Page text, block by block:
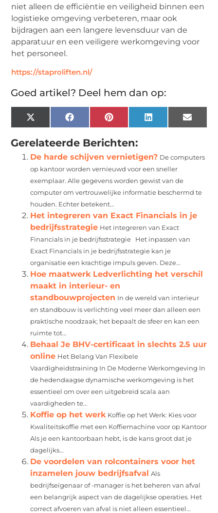
niet alleen de efficiëntie en veiligheid binnen een
logistieke omgeving verbeteren, maar ook
bijdragen aan een langere levensduur van de
apparatuur en een veiligere werkomgeving voor
het personeel.
https://staproliften.nl/
Goed artikel? Deel hem dan op:
X
(Twitter)
FacebookPinterest LinkedIn Email
Gerelateerde Berichten:
De harde schijven vernietigen? De computers
op kantoor worden vernieuwd voor een sneller
exemplaar. Alle gegevens worden gewist van de
computer om vertrouwelijke informatie beschermd te
houden. Echter betekent...
Het integreren van Exact Financials in je
bedrijfsstrategie Het integreren van Exact
Financials in je bedrijfsstrategie Het inpassen van
Exact Financials in je bedrijfsstrategie kan je
organisatie een krachtige impuls geven. Deze...
Hoe maatwerk Ledverlichting het verschil
maakt in interieur- en
standbouwprojecten In de wereld van interieur
en standbouw is verlichting veel meer dan alleen een
praktische noodzaak; het bepaalt de sfeer en kan een
ruimte tot...
Behaal Je BHV-certificaat in slechts 2.5 uur
online Het Belang Van Flexibele
Vaardigheidstraining In De Moderne Werkomgeving In
de hedendaagse dynamische werkomgeving is het
essentieel om over een uitgebreid scala aan
vaardigheden te...
Koffie op het werk Koffie op het Werk: Kies voor
Kwaliteitskoffie met een Koffiemachine voor op Kantoor
Als je een kantoorbaan hebt, is de kans groot dat je
dagelijks...
De voordelen van rolcontainers voor het
inzamelen jouw bedrijfsafval Als
bedrijfseigenaar of -manager is het beheren van afval
een belangrijk aspect van de dagelijkse operaties. Het
correct afvoeren van afval is niet alleen essentieel...